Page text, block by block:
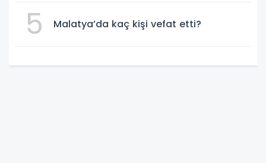
5 Malatya’da kaç kişi vefat etti?